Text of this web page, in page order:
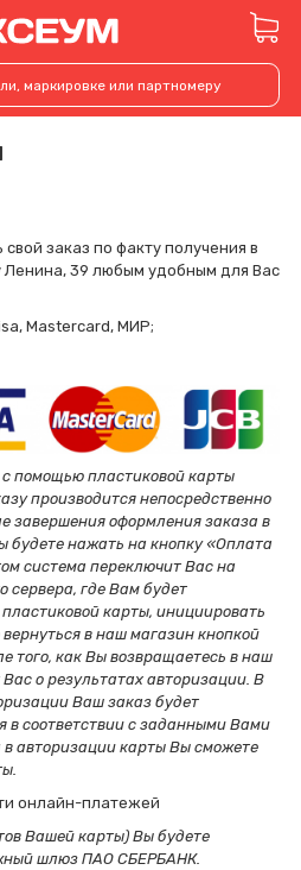
заказ по факту получения в
39 любым удобным для Вас
Mastercard, МИР;
помощью пластиковой карты
производится непосредственно
завершения оформления заказа в
нажать на кнопку «Оплата
система переключит Вас на
сервера, где Вам будет
карты, инициировать
в наш магазин кнопкой
того, как Вы возвращаетесь в наш
о результатах авторизации. В
Ваш заказ будет
в соответствии с заданными Вами
в авторизации карты Вы сможете
онлайн-платежей
Вашей карты) Вы будете
шлюз ПАО СБЕРБАНК.